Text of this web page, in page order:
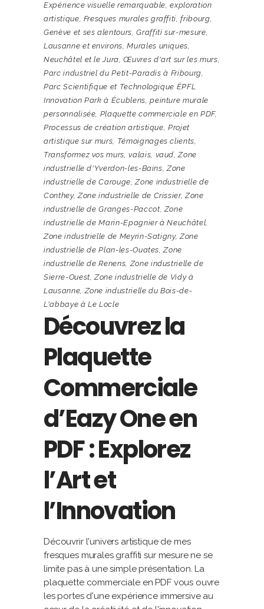
Expérience visuelle remarquable,exploration
artistique, Fresques murales graffiti,fribourg,
Genève et ses alentours,Graffiti sur-mesure,
Lausanne et environs,Murales uniques,
Neuchâtel et le Jura,Œuvres d'art sur les murs,
Parc industriel du Petit-Paradis à Fribourg,
Parc Scientifique et Technologique ÉPFL
Innovation Park à Écublens,peinture murale
personnalisée, Plaquette commerciale en PDF,
Processus de création artistique,Projet
artistique sur murs, Témoignages clients,
Transformez vos murs,valais, vaud,Zone
industrielle d'Yverdon-les-Bains,Zone
industrielle de Carouge,Zone industrielle de
Conthey,Zone industrielle de Crissier,Zone
industrielle de Granges-Paccot,Zone
industrielle de Marin-Epagnier à Neuchâtel,
Zone industrielle de Meyrin-Satigny,Zone
industrielle de Plan-les-Ouates,Zone
industrielle de Renens,Zone industrielle de
Sierre-Ouest,Zone industrielle de Vidy à
Lausanne,Zone industrielle du Bois-de-
L'abbaye à Le Locle
Découvrez la
Plaquette
Commerciale
d’Eazy One en
PDF : Explorez
l’Art et
l’Innovation
Découvrir l'univers artistique de mes
fresques murales graffiti sur mesure ne se
limite pas à une simple présentation. La
plaquette commerciale en PDF vous ouvre
les portes d'une expérience immersive au